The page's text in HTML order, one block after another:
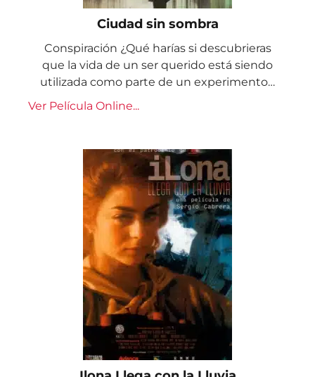
Ciudad sin sombra
Conspiración ¿Qué harías si descubrieras
que la vida de un ser querido está siendo
utilizada como parte de un experimento…
Ver Película Online...